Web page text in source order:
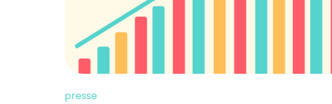
presse